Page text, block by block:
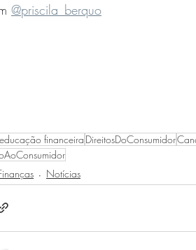
@priscila_berquo
educação financeira DireitosDoConsumidor
Notícias